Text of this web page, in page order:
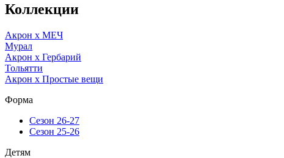
Коллекции
Акрон x МЕЧ
Мурал
Акрон x Гербарий
Тольятти
Акрон x Простые вещи
Форма
Сезон 26-27
Сезон 25-26
Детям